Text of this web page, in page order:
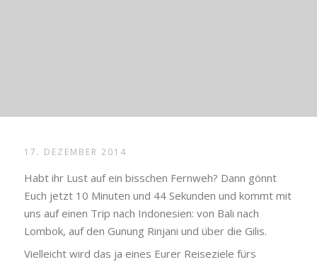
17. DEZEMBER 2014
Habt ihr Lust auf ein bisschen Fernweh? Dann gönnt
Euch jetzt 10 Minuten und 44 Sekunden und kommt mit
uns auf einen Trip nach Indonesien: von Bali nach
Lombok, auf den Gunung Rinjani und über die Gilis.
Vielleicht wird das ja eines Eurer Reiseziele fürs